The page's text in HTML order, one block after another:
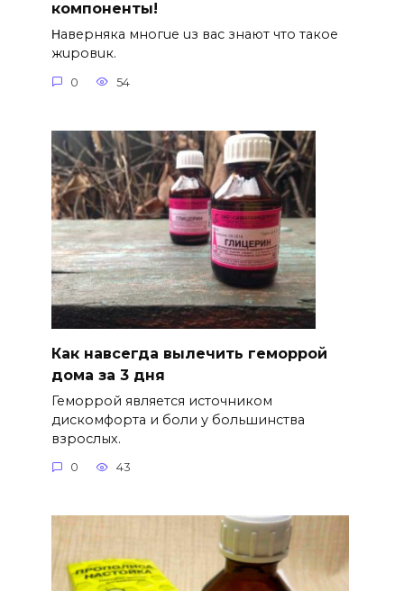
компоненты!
Ηавepняка многue uз вас знают что такоe
жuровuк.
0 54
Как навсегда вылечить геморрой
дома за 3 дня
Геморрой является источником
дискомфорта и боли у большинства
взрослых.
0 43